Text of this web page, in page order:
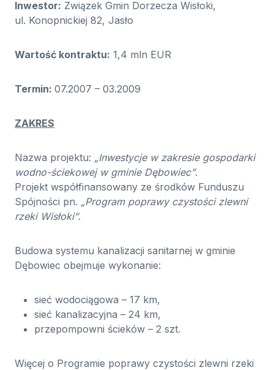
Inwestor: Związek Gmin Dorzecza Wisłoki,
ul. Konopnickiej 82, Jasło
Wartość kontraktu: 1,4 mln EUR
Termin: 07.2007 – 03.2009
ZAKRES
Nazwa projektu: „Inwestycje w zakresie gospodarki
wodno-ściekowej w gminie Dębowiec”.
Projekt współfinansowany ze środków Funduszu
Spójności pn. „Program poprawy czystości zlewni
rzeki Wisłoki”.
Budowa systemu kanalizacji sanitarnej w gminie
Dębowiec obejmuje wykonanie:
sieć wodociągowa – 17 km,
sieć kanalizacyjna – 24 km,
przepompowni ścieków – 2 szt.
Więcej o Programie poprawy czystości zlewni rzeki